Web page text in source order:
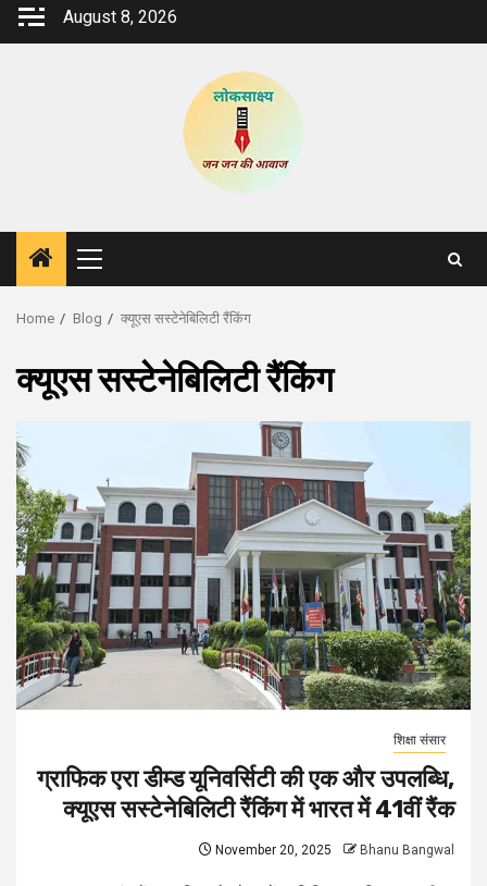
Skip
August 8, 2026
Primary
Menu
Home Blog क्यूएस सस्टेनेबिलिटी रैंकिंग
क्यूएस सस्टेनेबिलिटी रैंकिंग
शिक्षा संसार
ग्राफिक एरा डीम्ड यूनिवर्सिटी की एक और उपलब्धि,
क्यूएस सस्टेनेबिलिटी रैंकिंग में भारत में 41वीं रैंक
November 20, 2025 Bhanu Bangwal